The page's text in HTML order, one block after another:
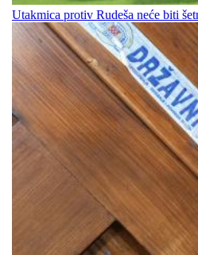
Utakmica protiv Rudeša neće biti